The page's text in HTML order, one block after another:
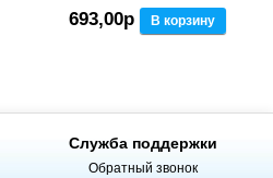
693,00р В корзину
Служба поддержки
Обратный звонок